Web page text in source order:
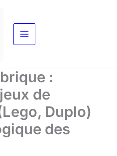
:
de
Duplo)
des